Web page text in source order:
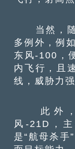
当然，随
多例外，例
东风-100，
内飞行，且
线，威胁力强
此外，
风-21D，
是“航母杀手